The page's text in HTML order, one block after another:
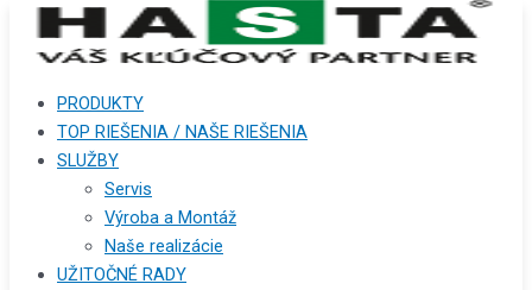
PRODUKTY
TOP RIEŠENIA / NAŠE RIEŠENIA
SLUŽBY
Servis
Výroba a Montáž
Naše realizácie
UŽITOČNÉ RADY